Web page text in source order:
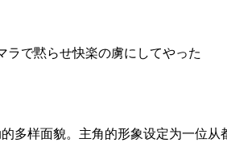
ラで黙らせ快楽の虜にしてやった
多样面貌。主角的形象设定为一位